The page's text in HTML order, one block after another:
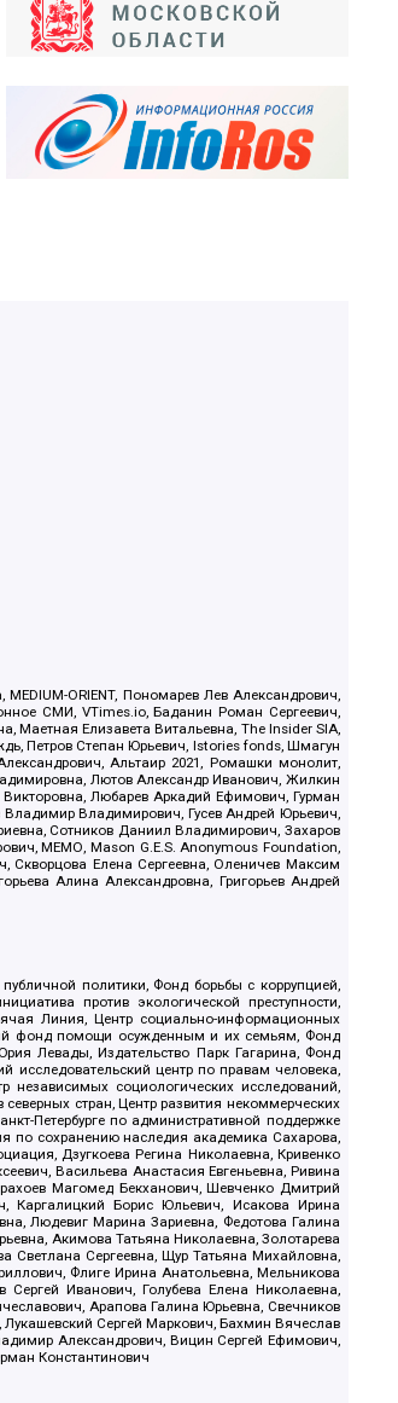
ORIENT, Пономарев Лев Александрович,
СМИ, VTimes.io, Баданин Роман Сергеевич,
Елизавета Витальевна, The Insider SIA,
Петров Степан Юрьевич, Istories fonds, Шмагун
Альтаир 2021, Ромашки монолит,
Лютов Александр Иванович, Жилкин
Любарев Аркадий Ефимович, Гурман
Владимирович, Гусев Андрей Юрьевич,
Сотников Даниил Владимирович, Захаров
МЕМО, Mason G.E.S. Anonymous Foundation,
Елена Сергеевна, Оленичев Максим
Алина Александровна, Григорьев Андрей
политики, Фонд борьбы с коррупцией,
против экологической преступности,
Линия, Центр социально-информационных
фонд помощи осужденным и их семьям, Фонд
Левады, Издательство Парк Гагарина, Фонд
исследовательский центр по правам человека,
независимых социологических исследований,
стран, Центр развития некоммерческих
Петербурге по административной поддержке
по сохранению наследия академика Сахарова,
Дзугкоева Регина Николаевна, Кривенко
Васильева Анастасия Евгеньевна, Ривина
Магомед Бекханович, Шевченко Дмитрий
Каргалицкий Борис Юльевич, Исакова Ирина
Людевиг Марина Зариевна, Федотова Галина
Акимова Татьяна Николаевна, Золотарева
Светлана Сергеевна, Щур Татьяна Михайловна,
Флиге Ирина Анатольевна, Мельникова
Иванович, Голубева Елена Николаевна,
Арапова Галина Юрьевна, Свечников
Сергей Маркович, Бахмин Вячеслав
Александрович, Вицин Сергей Ефимович,
Константинович